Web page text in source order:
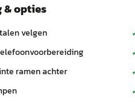
opties
velgen
ramen achter